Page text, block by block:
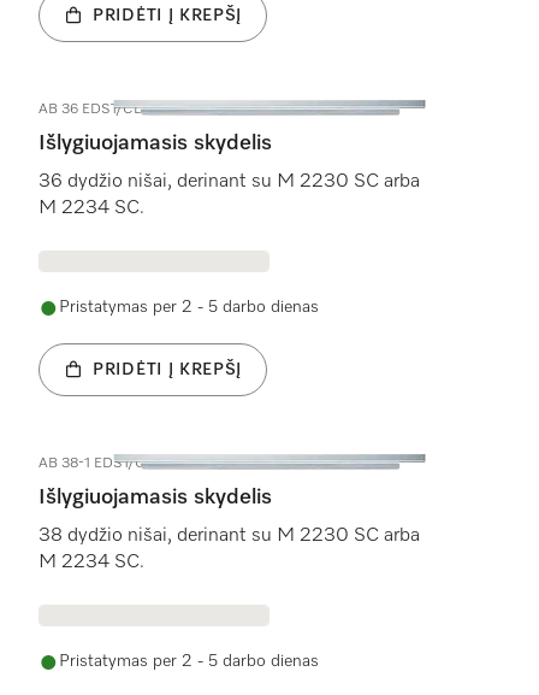
PRIDĖTI Į KREPŠĮ
AB 36 EDST/CLST
Išlygiuojamasis skydelis
36 dydžio nišai, derinant su M 2230 SC arba
M 2234 SC.
Pristatymas per 2 - 5 darbo dienas
PRIDĖTI Į KREPŠĮ
AB 38-1 EDST/CLST
Išlygiuojamasis skydelis
38 dydžio nišai, derinant su M 2230 SC arba
M 2234 SC.
Pristatymas per 2 - 5 darbo dienas